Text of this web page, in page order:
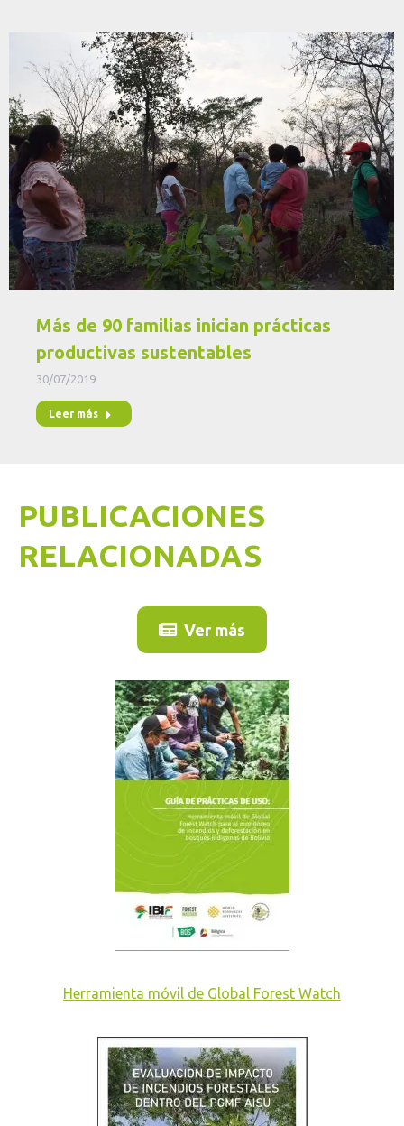
Más de 90 familias inician prácticas
productivas sustentables
30/07/2019
Leer más
PUBLICACIONES
RELACIONADAS
Ver más
Herramienta móvil de Global Forest Watch